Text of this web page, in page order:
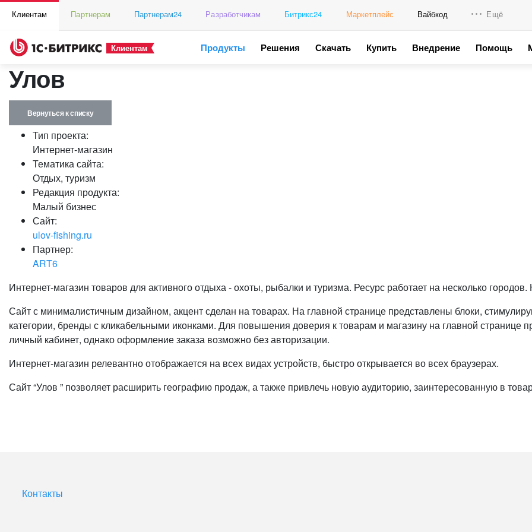
Клиентам Партнерам Партнерам24 Разработчикам Битрикс24 Маркетплейс Вайбкод Ещё
Клиентам Продукты Решения Скачать Купить Внедрение Помощь
Улов
Вернуться к списку
Тип проекта:
Интернет-магазин
Тематика сайта:
Отдых, туризм
Редакция продукта:
Малый бизнес
Сайт:
ulov-fishing.ru
Партнер:
ART6
Интернет-магазин товаров для активного отдыха - охоты, рыбалки и туризма. Ресурс работает на несколько
Сайт с минималистичным дизайном, акцент сделан на товарах. На главной странице представлены блоки,
категории, бренды с кликабельными иконками. Для повышения доверия к товарам и магазину на главной странице
личный кабинет, однако оформление заказа возможно без авторизации.
Интернет-магазин релевантно отображается на всех видах устройств, быстро открывается во всех браузерах.
Сайт “Улов ” позволяет расширить географию продаж, а также привлечь новую аудиторию, заинтересованную в
Контакты